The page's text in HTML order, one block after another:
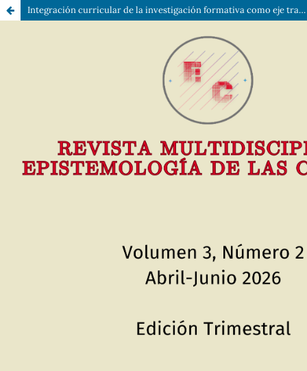
Integración curricular de la investigación formativa como eje transversal: un modelo explicativo sobre la respuesta cognitiva y la calidad educativa superior